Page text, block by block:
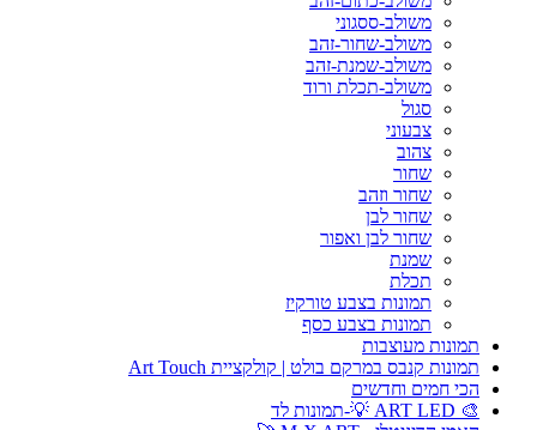
משולב-ססגוני
משולב-שחור-זהב
משולב-שמנת-זהב
משולב-תכלת ורוד
סגול
צבעוני
צהוב
שחור
שחור וזהב
שחור לבן
שחור לבן ואפור
שמנת
תכלת
תמונות בצבע טורקיז
תמונות בצבע כסף
תמונות מעוצבות
תמונות קנבס במרקם בולט | קולקציית Art Touch
הכי חמים וחדשים
🎨 ART LED 💡-תמונות לד